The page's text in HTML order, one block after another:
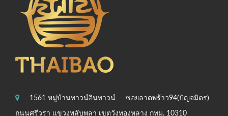
1561 หมู่บ้านทาวน์อินทาวน์ ซอยลาดพร้าว94(ปัญจมิตร)
ถนนศรีวรา แขวงพลับพลา เขตวังทองหลาง กทม. 10310